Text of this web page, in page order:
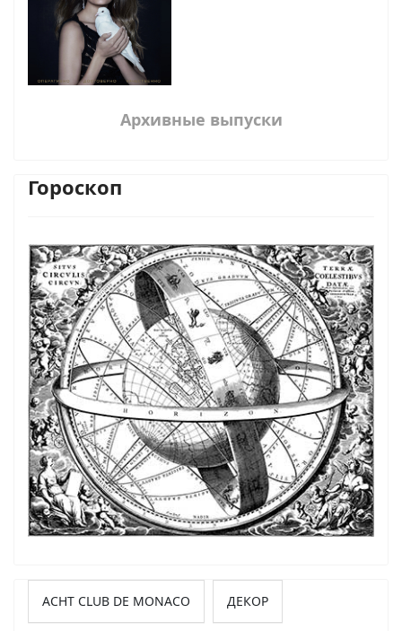
Архивные выпуски
Гороскоп
ACHT CLUB DE MONACO ДЕКОР